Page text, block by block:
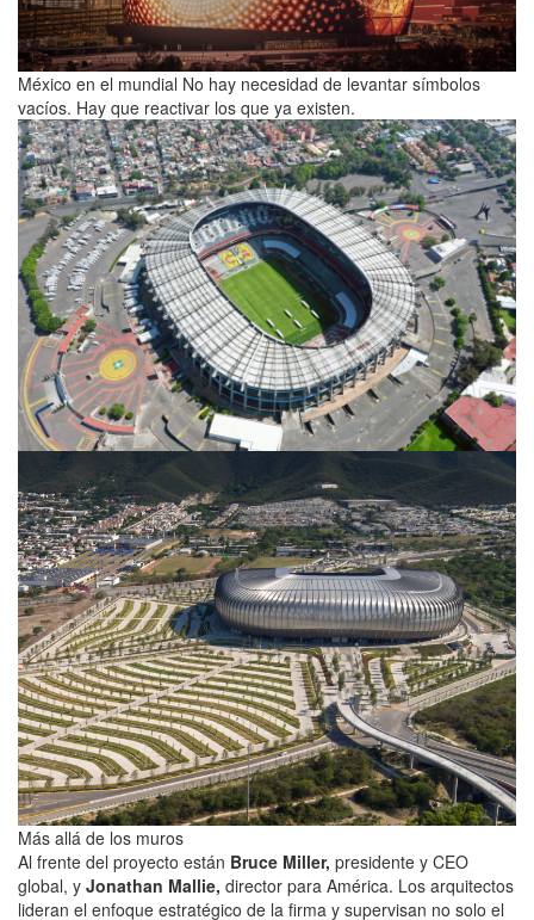
México en el mundial No hay necesidad de levantar símbolos
vacíos. Hay que reactivar los que ya existen.
Más allá de los muros
Al frente del proyecto están Bruce Miller, presidente y CEO
global, y Jonathan Mallie, director para América. Los arquitectos
lideran el enfoque estratégico de la firma y supervisan no solo el